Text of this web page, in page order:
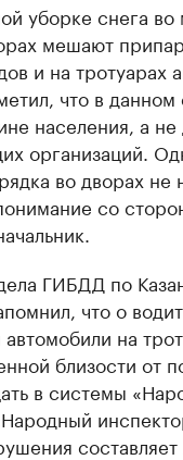
уборке снега во
мешают
и на тротуарах
что в данном
населения, а
организаций.
во дворах не
со
ГИБДД по
что о
на
близости от
в системы
составляет